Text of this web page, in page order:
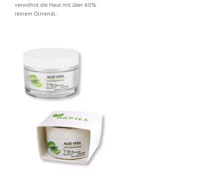
verwöhnt die Haut mit über 60%
reinem Olivenöl.